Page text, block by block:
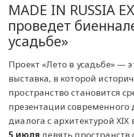
MADE IN RUSSIA
проведет
усадьбе»
Проект «Лето в усадьбе» —
выставка, в которой
пространство становится
презентации современного
диалога с архитектурой XIX